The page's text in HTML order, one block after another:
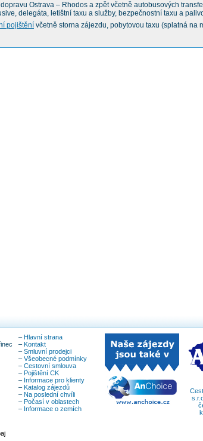
dopravu Ostrava – Rhodos a zpět včetně autobusových
delegáta, letištní taxu a služby, bezpečnostní taxu a
pojištění včetně storna zájezdu, pobytovou taxu (splatná na
– Hlavní strana
– Kontakt
– Smluvní prodejci
– Všeobecné podmínky
– Cestovní smlouva
– Pojištění CK
– Informace pro klienty
– Katalog zájezdů
– Na poslední chvíli
– Počasí v oblastech
– Informace o zemích